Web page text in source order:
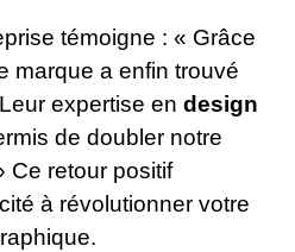
témoigne : « Grâce
marque a enfin trouvé
expertise en design
de doubler notre
Ce retour positif
à révolutionner votre